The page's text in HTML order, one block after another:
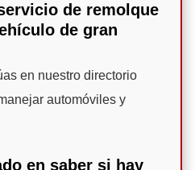
de remolque
de gran
en nuestro directorio
automóviles y
en saber si hay